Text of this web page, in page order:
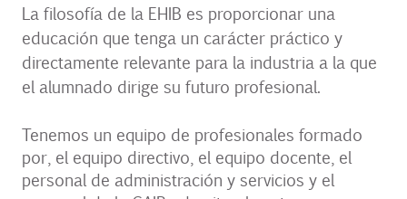
La filosofía de la EHIB es proporcionar una
educación que tenga un carácter práctico y
directamente relevante para la industria a la que
el alumnado dirige su futuro profesional.
Tenemos un equipo de profesionales formado
por, el equipo directivo, el equipo docente, el
personal de administración y servicios y el